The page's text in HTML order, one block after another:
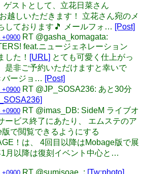
ゲストとして、立花日菜さん
越しいただきます！ 立花さん宛のメ
しております🎵 メールフォ… [Post]
+0900 RT @gasha_komagata:
feat.ニュージェネレーション
した！ [URL] とても可愛く仕上がっ
是非ご予約いただけますと幸いで
バージョ… [Post]
+0900 RT @JP_SOSA236: あと30分
+0900 RT @imas_DB: SideM ライブオ
ービス終了にあたり、 エムステのア
で閲覧できるようにする
！は、 4回目以降はMobage版で展
月以降は復刻イベント中心と…
RT @sumisoae_: [Tw:photo]